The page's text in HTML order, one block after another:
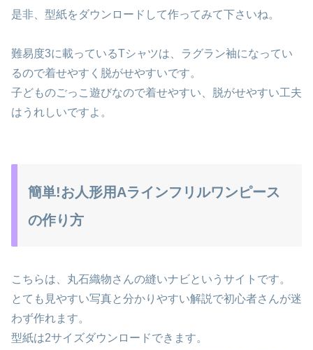
是非、型紙をダウンロードして作ってみて下さいね。
難易度3に載っているTシャツは、ラグラン袖になってい
るので着せやすく脱がせやすいです。
子どものごっこ遊びなので着せやすい、脱がせやすい工夫
はうれしいですよ。
簡単!お人形用Aラインフリルワンピース
の作り方
こちらは、丸石織物さんの縫いナビというサイトです。
とても見やすい写真と分かりやすい解説で初心者さんが迷
わず作れます。
型紙は2サイズダウンロードできます。